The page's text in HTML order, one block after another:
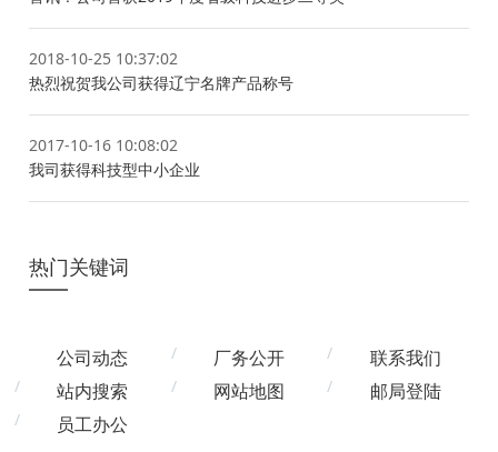
2018-10-25 10:37:02
热烈祝贺我公司获得辽宁名牌产品称号
2017-10-16 10:08:02
我司获得科技型中小企业
热门关键词
公司动态 厂务公开
联系我们
站内搜索
网站地图
邮局登陆
员工办公